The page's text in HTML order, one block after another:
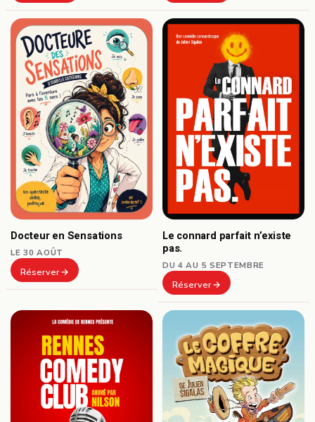
Docteur en Sensations
LE 30 AOÛT
Réserver
Le connard parfait n’existe
pas.
DU 4 AU 5 SEPTEMBRE
Réserver